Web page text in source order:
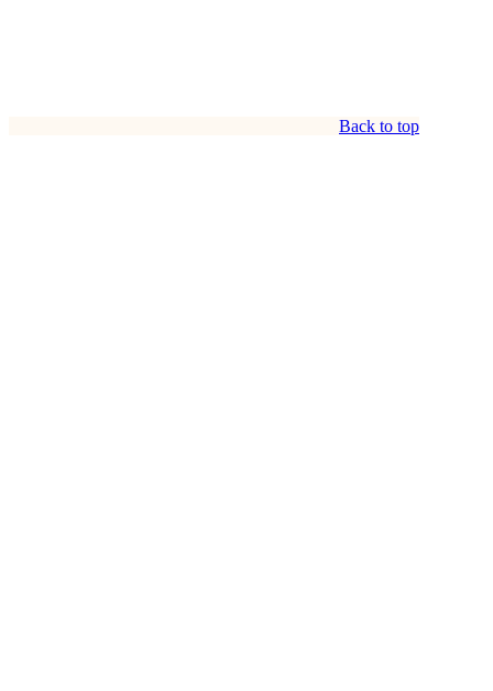
Back to top